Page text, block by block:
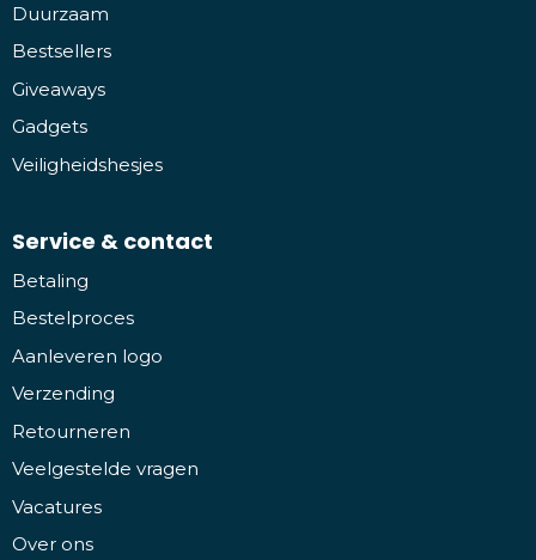
Duurzaam
Bestsellers
Giveaways
Gadgets
Veiligheidshesjes
Service & contact
Betaling
Bestelproces
Aanleveren logo
Verzending
Retourneren
Veelgestelde vragen
Vacatures
Over ons